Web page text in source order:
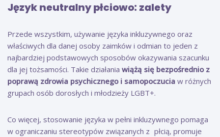
Język neutralny płciowo: zalety
Przede wszystkim, używanie języka inkluzywnego oraz
właściwych dla danej osoby zaimków i odmian to jeden z
najbardziej pods tawowych sposobów okazywania szacunku
dla jej tożsamości. Takie działania wiążą się bezpośrednio z
poprawą zdrowia psychicznego i samopoczucia w różnych
grupach osób dorosłych i młodzieży LGBT+.
Co więcej, stosowanie języka w pełni inkluzywnego pomaga
w ograniczaniu stereotypów związanych z płcią, promuje